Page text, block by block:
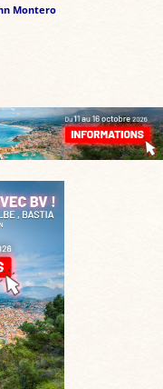
Montero